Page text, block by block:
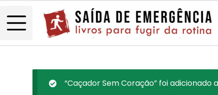
“Caçador Sem Coração” foi adicionado